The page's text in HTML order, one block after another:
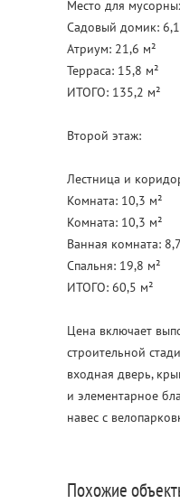
Место для
Садовый домик:
Атриум: 21,6 м²
Терраса: 15,8 м²
ИТОГО: 135,2 м²
Второй этаж:
Лестница и
Комната: 10,3 м²
Комната: 10,3 м²
Ванная комната:
Спальня: 19,8 м²
ИТОГО: 60,5 м²
Цена включает
строительной
входная дверь,
и элементарное
навес с
Похожие